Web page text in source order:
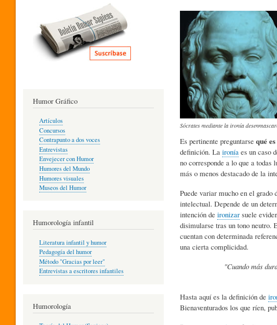
E
A
O
R
Í
A
D
E
L
H
U
M
Sócrates mediante la ironía
Es pertinente preguntarse qué
definición. La ironía es un caso
no corresponde a lo que a
más o menos destacado de la
Puede variar mucho en el
intelectual. Depende de un
intención de ironizar suele
disimularse tras un tono neutro.
cuentan con determinada
una cierta complicidad.
"Cuando más
Hasta aquí es la definición de
Bienaventurados los que ríen,
Humor Gráfico
Artículos
Concursos
Contrapunto a dos voces
Entrevistas
Envejecer con Humor
Humores del Mundo
Humores visuales
Museos del Humor
Humorología infantil
Literatura infantil y humor
Pedagogía del humor
Método "Gracias por leer"
Entrevistas a escritores infantiles
Humorología